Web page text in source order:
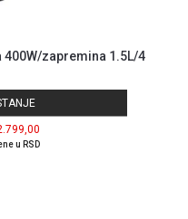
400W/zapremina 1.5L/4
u RSD